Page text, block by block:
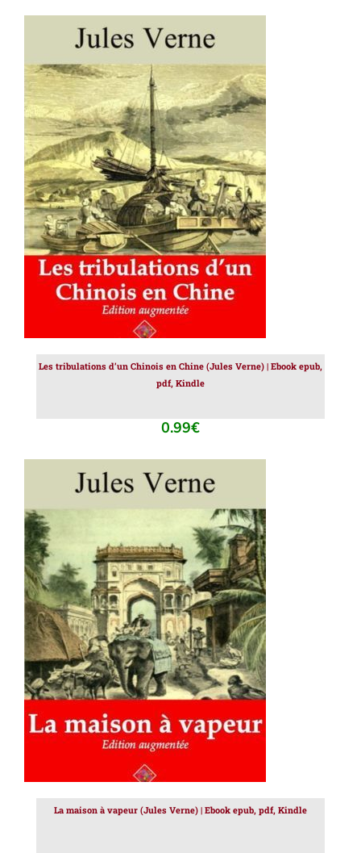
AJOUTER AU PANIER / DÉTAILS
Les tribulations d’un Chinois en Chine (Jules Verne) | Ebook epub,
pdf, Kindle
0.99€
AJOUTER AU PANIER / DÉTAILS
La maison à vapeur (Jules Verne) | Ebook epub, pdf, Kindle